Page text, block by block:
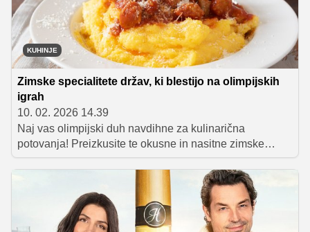
KUHINJE
Zimske specialitete držav, ki blestijo na olimpijskih
igrah
10. 02. 2026 14.39
Naj vas olimpijski duh navdihne za kulinarična
potovanja! Preizkusite te okusne in nasitne zimske
specialitete iz držav, ki žarijo na olimpijskih igrah. Od
domače goveje juhe do inovativnih kombinacij, te jedi
bodo popestrile vaše zimsko druženje.